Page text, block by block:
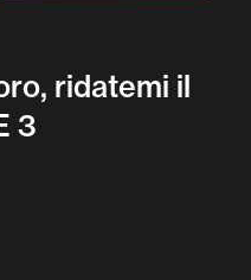
ridatemi il
3